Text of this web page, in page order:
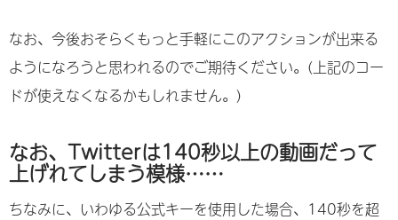
なお、今後おそらくもっと手軽にこのアクションが出来る
ようになろうと思われるのでご期待ください。(上記のコー
ドが使えなくなるかもしれません。)
なお、Twitterは140秒以上の動画だって
上げれてしまう模様……
ちなみに、いわゆる公式キーを使用した場合、140秒を超